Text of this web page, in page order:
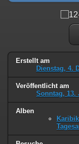
Erstellt am
Dienstag, 4.
Veröffentlicht am
Sonntag, 13.
Alben